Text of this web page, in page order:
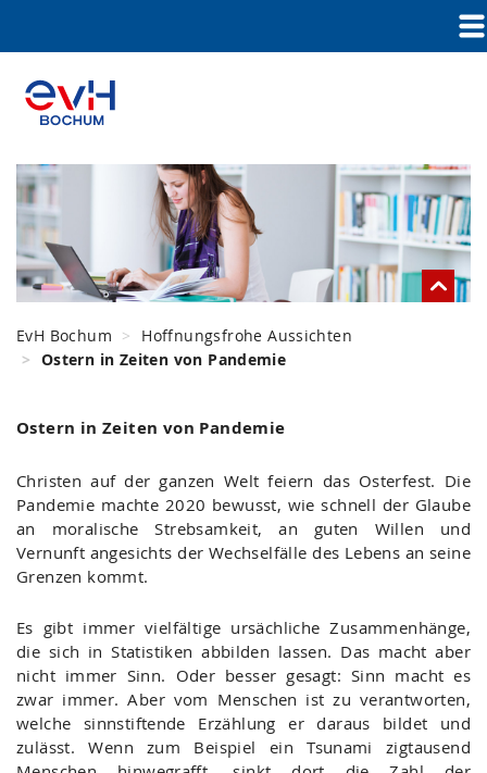
EvH Bochum
Hoffnungsfrohe Aussichten
Ostern in Zeiten von Pandemie
Ostern in Zeiten von Pandemie
Christen auf der ganzen Welt feiern das Osterfest. Die
Pandemie machte 2020 bewusst, wie schnell der Glaube
an moralische Strebsamkeit, an guten Willen und
Vernunft angesichts der Wechselfälle des Lebens an seine
Grenzen kommt.
Es gibt immer vielfältige ursächliche Zusammenhänge,
die sich in Statistiken abbilden lassen. Das macht aber
nicht immer Sinn. Oder besser gesagt: Sinn macht es
zwar immer. Aber vom Menschen ist zu verantworten,
welche sinnstiftende Erzählung er daraus bildet und
zulässt. Wenn zum Beispiel ein Tsunami zigtausend